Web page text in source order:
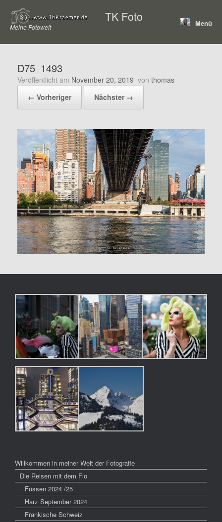
Inhalt
springen
TK Foto
Meine Fotowelt Menü
D75_1493
Veröffentlicht am November 20, 2019 von thomas
← Vorheriger
Nächster →
Willkommen in meiner Welt der Fotografie
Die Reisen mit dem Flo
Füssen 2024 /25
Harz September 2024
Fränkische Schweiz